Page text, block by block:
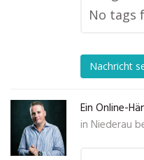
No tags
Nachricht
Ein Online-
in Niederau